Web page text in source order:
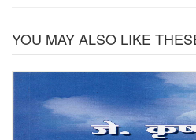
YOU MAY ALSO LIKE